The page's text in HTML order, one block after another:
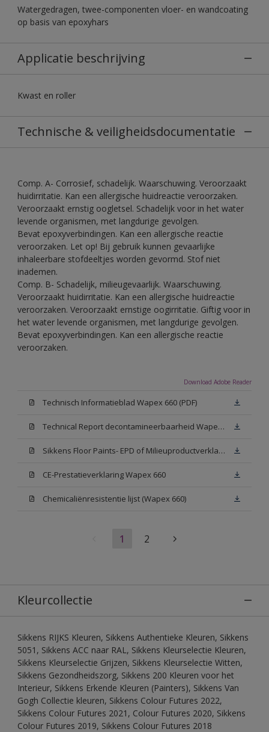
Watergedragen, twee-componenten vloer- en wandcoating
op basis van epoxyhars
Applicatie beschrijving
Kwast en roller
Technische & veiligheidsdocumentatie
Comp. A- Corrosief, schadelijk. Waarschuwing. Veroorzaakt
huidirritatie. Kan een allergische huidreactie veroorzaken.
Veroorzaakt ernstig oogletsel. Schadelijk voor in het water
levende organismen, met langdurige gevolgen.
Bevat epoxyverbindingen. Kan een allergische reactie
veroorzaken. Let op! Bij gebruik kunnen gevaarlijke
inhaleerbare stofdeeltjes worden gevormd. Stof niet
inademen.
Comp. B- Schadelijk, milieugevaarlijk. Waarschuwing.
Veroorzaakt huidirritatie. Kan een allergische huidreactie
veroorzaken. Veroorzaakt ernstige oogirritatie. Giftig voor in
het water levende organismen, met langdurige gevolgen.
Bevat epoxyverbindingen. Kan een allergische reactie
veroorzaken.
Download Adobe Reader
Technisch Informatieblad Wapex 660 (PDF)
Technical Report decontamineerbaarheid Wapex 660
Sikkens Floor Paints- EPD of Milieuproductverklaring
CE-Prestatieverklaring Wapex 660
Chemicaliënresistentie lijst (Wapex 660)
1 2
Kleurcollectie
Sikkens RIJKS Kleuren, Sikkens Authentieke Kleuren, Sikkens
5051, Sikkens ACC naar RAL, Sikkens Kleurselectie Kleuren,
Sikkens Kleurselectie Grijzen, Sikkens Kleurselectie Witten,
Sikkens Gezondheidszorg, Sikkens 200 Kleuren voor het
Interieur, Sikkens Erkende Kleuren (Painters), Sikkens Van
Gogh Collectie kleuren, Sikkens Colour Futures 2022,
Sikkens Colour Futures 2021, Colour Futures 2020, Sikkens
Colour Futures 2019, Sikkens Colour Futures 2018